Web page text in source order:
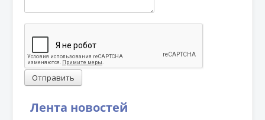
Лента новостей
Отправить